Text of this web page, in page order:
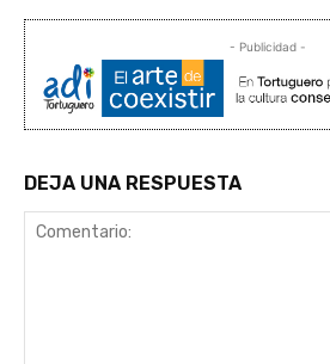
- Publicidad -
DEJA UNA RESPUESTA